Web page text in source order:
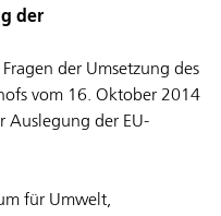
der
der Umsetzung des
vom 16. Oktober 2014
Auslegung der EU-
für Umwelt,